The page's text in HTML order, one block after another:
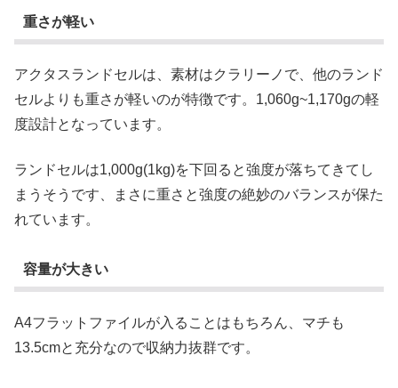
重さが軽い
アクタスランドセルは、素材はクラリーノで、他のランド
セルよりも重さが軽いのが特徴です。1,060g~1,170gの軽
度設計となっています。
ランドセルは1,000g(1kg)を下回ると強度が落ちてきてし
まうそうです、まさに重さと強度の絶妙のバランスが保た
れています。
容量が大きい
A4フラットファイルが入ることはもちろん、マチも
13.5cmと充分なので収納力抜群です。